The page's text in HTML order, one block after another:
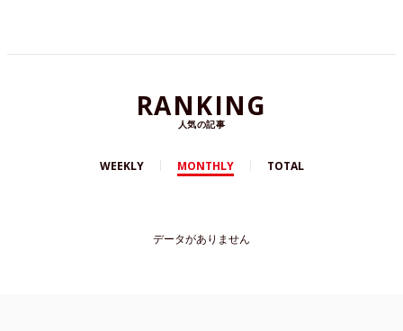
RANKING
人気の記事
WEEKLY MONTHLY TOTAL
データがありません